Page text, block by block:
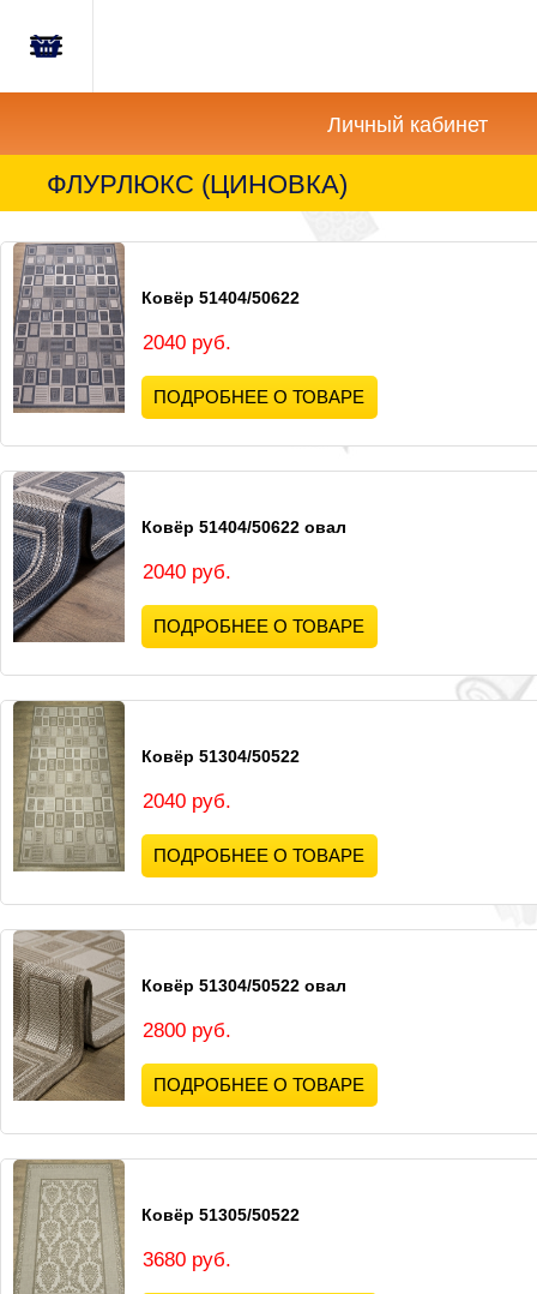
Главная
Новости
Акции
Как
купить?
Вопросы-
Отзывы
Контакты
Корзина
Личный кабинет
ФЛУРЛЮКС (ЦИНОВКА)
Ковёр 51404/50622
2040 руб.
ПОДРОБНЕЕ О ТОВАРЕ
Ковёр 51404/50622 овал
2040 руб.
ПОДРОБНЕЕ О ТОВАРЕ
Ковёр 51304/50522
2040 руб.
ПОДРОБНЕЕ О ТОВАРЕ
Ковёр 51304/50522 овал
2800 руб.
ПОДРОБНЕЕ О ТОВАРЕ
Ковёр 51305/50522
3680 руб.